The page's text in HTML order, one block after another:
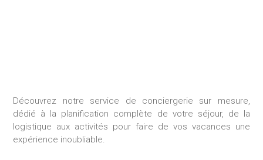
Découvrez notre service de conciergerie sur mesure,
dédié à la planification complète de votre séjour, de la
logistique aux activités pour faire de vos vacances une
expérience inoubliable.